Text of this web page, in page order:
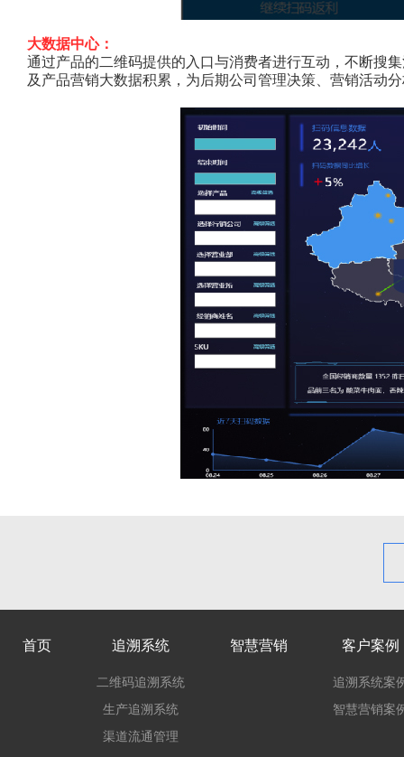
大数据中心：
通过产品的二维码提供的入口与消费者进行互动，不断搜
及产品营销大数据积累，为后期公司管理决策、营销活动
首页 追溯系统
二维码追溯系统
生产追溯系统
渠道流通管理
智慧营销 客户案例
追溯系统案
智慧营销案